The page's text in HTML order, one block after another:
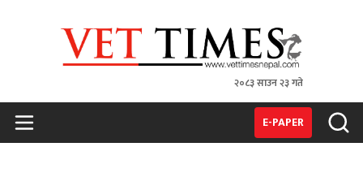
२०८३ साउन २३ गते
E-PAPER